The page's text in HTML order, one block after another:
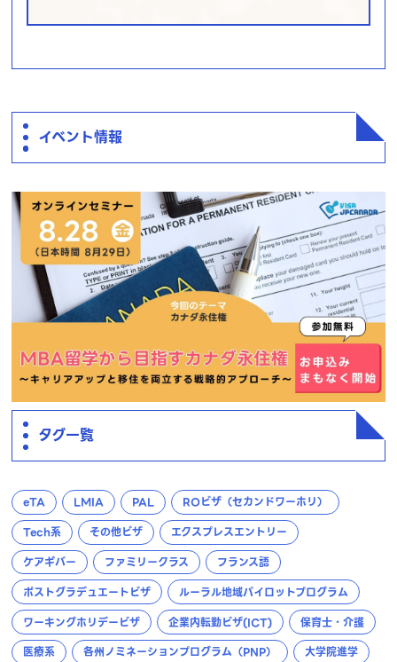
イベント情報
タグ一覧
eTA LMIA PAL
ROビザ（セカンドワーホリ）
Tech系
その他ビザ
エクスプレスエントリー
ケアギバー
ファミリークラス
フランス語
ポストグラデュエートビザ
ルーラル地域パイロットプログラム
ワーキングホリデービザ
企業内転勤ビザ(ICT)
保育士・介護
医療系
各州ノミネーションプログラム（PNP）
大学院進学